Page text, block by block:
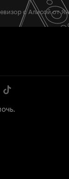
с Алисой от